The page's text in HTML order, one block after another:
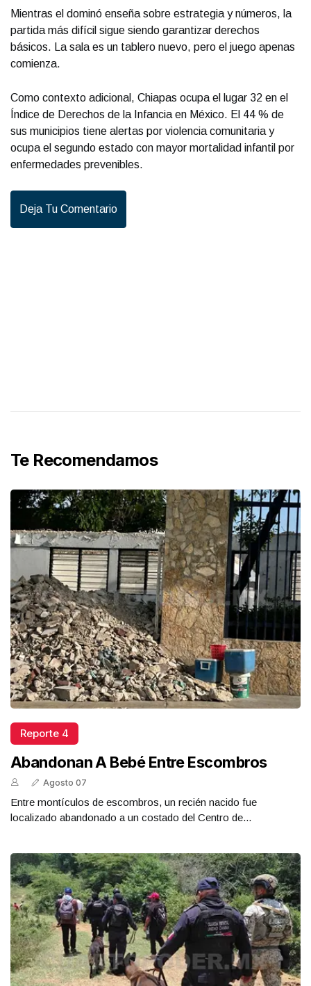
Mientras el dominó enseña sobre estrategia y números, la
partida más difícil sigue siendo garantizar derechos
básicos. La sala es un tablero nuevo, pero el juego apenas
comienza.
Como contexto adicional, Chiapas ocupa el lugar 32 en el
Índice de Derechos de la Infancia en México. El 44 % de
sus municipios tiene alertas por violencia comunitaria y
ocupa el segundo estado con mayor mortalidad infantil por
enfermedades prevenibles.
Deja Tu Comentario
Te Recomendamos
Reporte 4
Abandonan A Bebé Entre Escombros
Agosto 07
Entre montículos de escombros, un recién nacido fue
localizado abandonado a un costado del Centro de...